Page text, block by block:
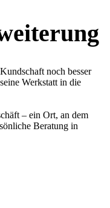
noch besser
Werkstatt in die
– ein Ort, an dem
Beratung in